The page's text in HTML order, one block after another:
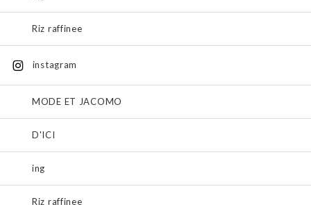
Riz raffinee
instagram
MODE ET JACOMO
D'ICI
ing
Riz raffinee